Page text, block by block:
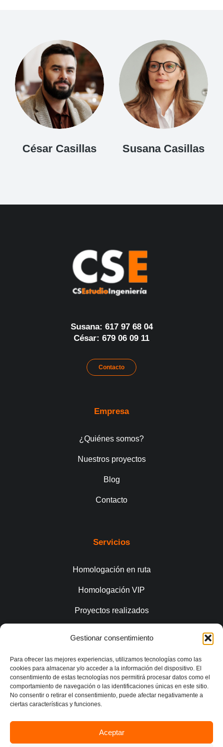
Gestionar consentimiento
Para ofrecer las mejores experiencias, utilizamos tecnologías como las
cookies para almacenar y/o acceder a la información del dispositivo. El
consentimiento de estas tecnologías nos permitirá procesar datos como el
comportamiento de navegación o las identificaciones únicas en este sitio.
No consentir o retirar el consentimiento, puede afectar negativamente a
ciertas características y funciones.
Aceptar
César Casillas Susana Casillas
Susana: 617 97 68 04
César: 679 06 09 11
Contacto
Empresa
¿Quiénes somos?
Nuestros proyectos
Blog
Contacto
Servicios
Homologación en ruta
Homologación VIP
Proyectos realizados